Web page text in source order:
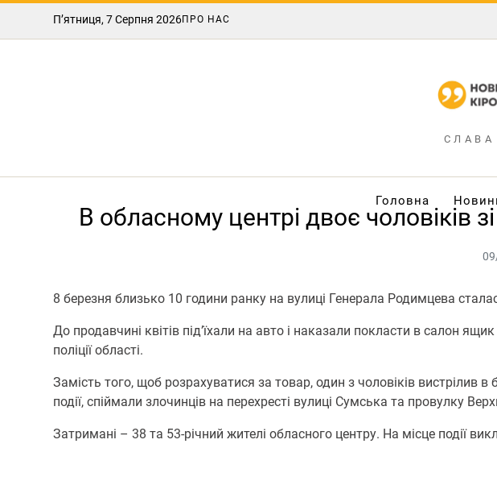
П’ятниця, 7 Серпня 2026ПРО НАС
СЛАВА
Головна
В обласному центрі двоє
8 березня близько 10 години ранку на вулиці Генерала Родимцева
До продавчині квітів під’їхали на авто і наказали покласти в салон
поліції області.
Замість того, щоб розрахуватися за товар, один з чоловіків вистрілив
події, спіймали злочинців на перехресті вулиці Сумська та провулку
Затримані – 38 та 53-річний жителі обласного центру. На місце події